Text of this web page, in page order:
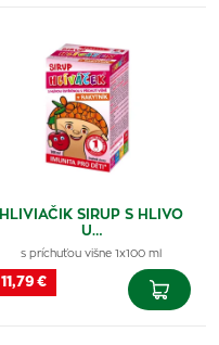
HLIVIAČIK SIRUP S HLIVO
U…
s príchuťou višne 1x100 ml
11,79 €